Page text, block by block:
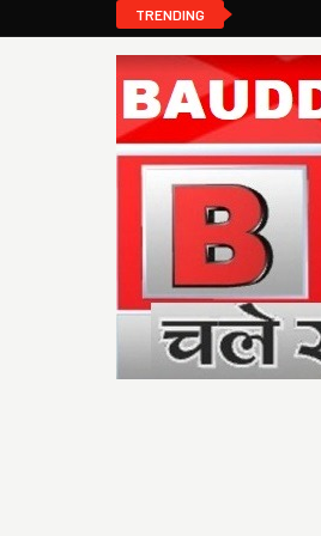
TRENDING